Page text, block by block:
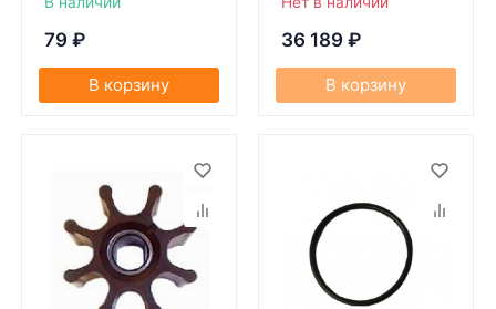
79 ₽
В корзину
36 189 ₽
В корзину